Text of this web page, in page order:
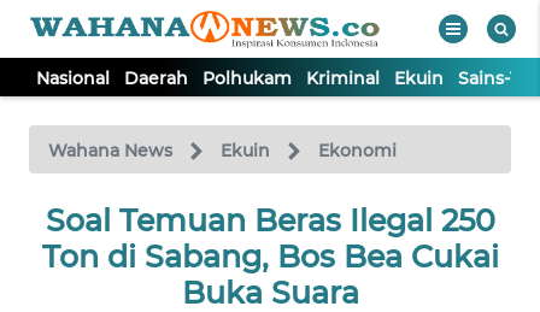
Nasional Daerah Polhukam Kriminal Ekuin Sains-
Wahana News Ekuin Ekonomi
Soal Temuan Beras Ilegal 250
Ton di Sabang, Bos Bea Cukai
Buka Suara
TV
Tutup
NASIONAL